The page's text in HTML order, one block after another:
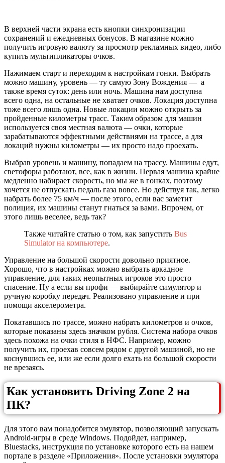
В верхней части экрана есть кнопки синхронизации
сохранений и ежедневных бонусов. В магазине можно
получить игровую валюту за просмотр рекламных видео, либо
купить мультипликаторы очков.
Нажимаем старт и переходим к настройкам гонки. Выбрать
можно машину, уровень — ту самую Зону Вождения — а
также время суток: день или ночь. Машина нам доступна
всего одна, на остальные не хватает очков. Локация доступна
тоже всего лишь одна. Новые локации можно открыть за
пройденные километры трасс. Таким образом для машин
используется своя местная валюта — очки, которые
зарабатываются эффектными действиями на трассе, а для
локаций нужны километры — их просто надо проехать.
Выбрав уровень и машину, попадаем на трассу. Машины едут,
светофоры работают, все, как в жизни. Первая машина крайне
медленно набирает скорость, но мы же в гонках, поэтому
хочется не отпускать педаль газа вовсе. Но действуя так, легко
набрать более 75 км/ч — после этого, если вас заметит
полиция, их машины станут гнаться за вами. Впрочем, от
этого лишь веселее, ведь так?
Также читайте статью о том, как запустить Bus
Simulator на компьютере.
Управление на большой скорости довольно приятное.
Хорошо, что в настройках можно выбрать аркадное
управление, для таких неопытных игроков это просто
спасение. Ну а если вы профи — выбирайте симулятор и
ручную коробку передач. Реализовано управление и при
помощи акселерометра.
Покатавшись по трассе, можно набрать километров и очков,
которые показаны здесь значком рубля. Система набора очков
здесь похожа на очки стиля в НФС. Например, можно
получить их, проехав совсем рядом с другой машиной, но не
коснувшись ее, или же если долго ехать на большой скорости
не врезаясь.
Как установить Driving Zone 2 на
ПК?
Для этого вам понадобится эмулятор, позволяющий запускать
Android-игры в среде Windows. Подойдет, например,
Bluestacks, инструкция по установке которого есть на нашем
портале в разделе «Приложения». После установки эмулятора